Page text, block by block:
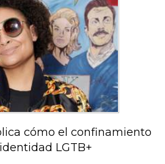
cómo el confinamiento
LGTB+